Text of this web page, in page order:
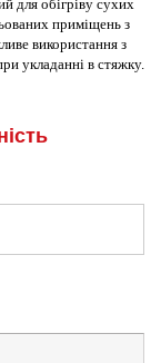
для обігріву сухих
приміщень з
використання з
укладанні в стяжку.